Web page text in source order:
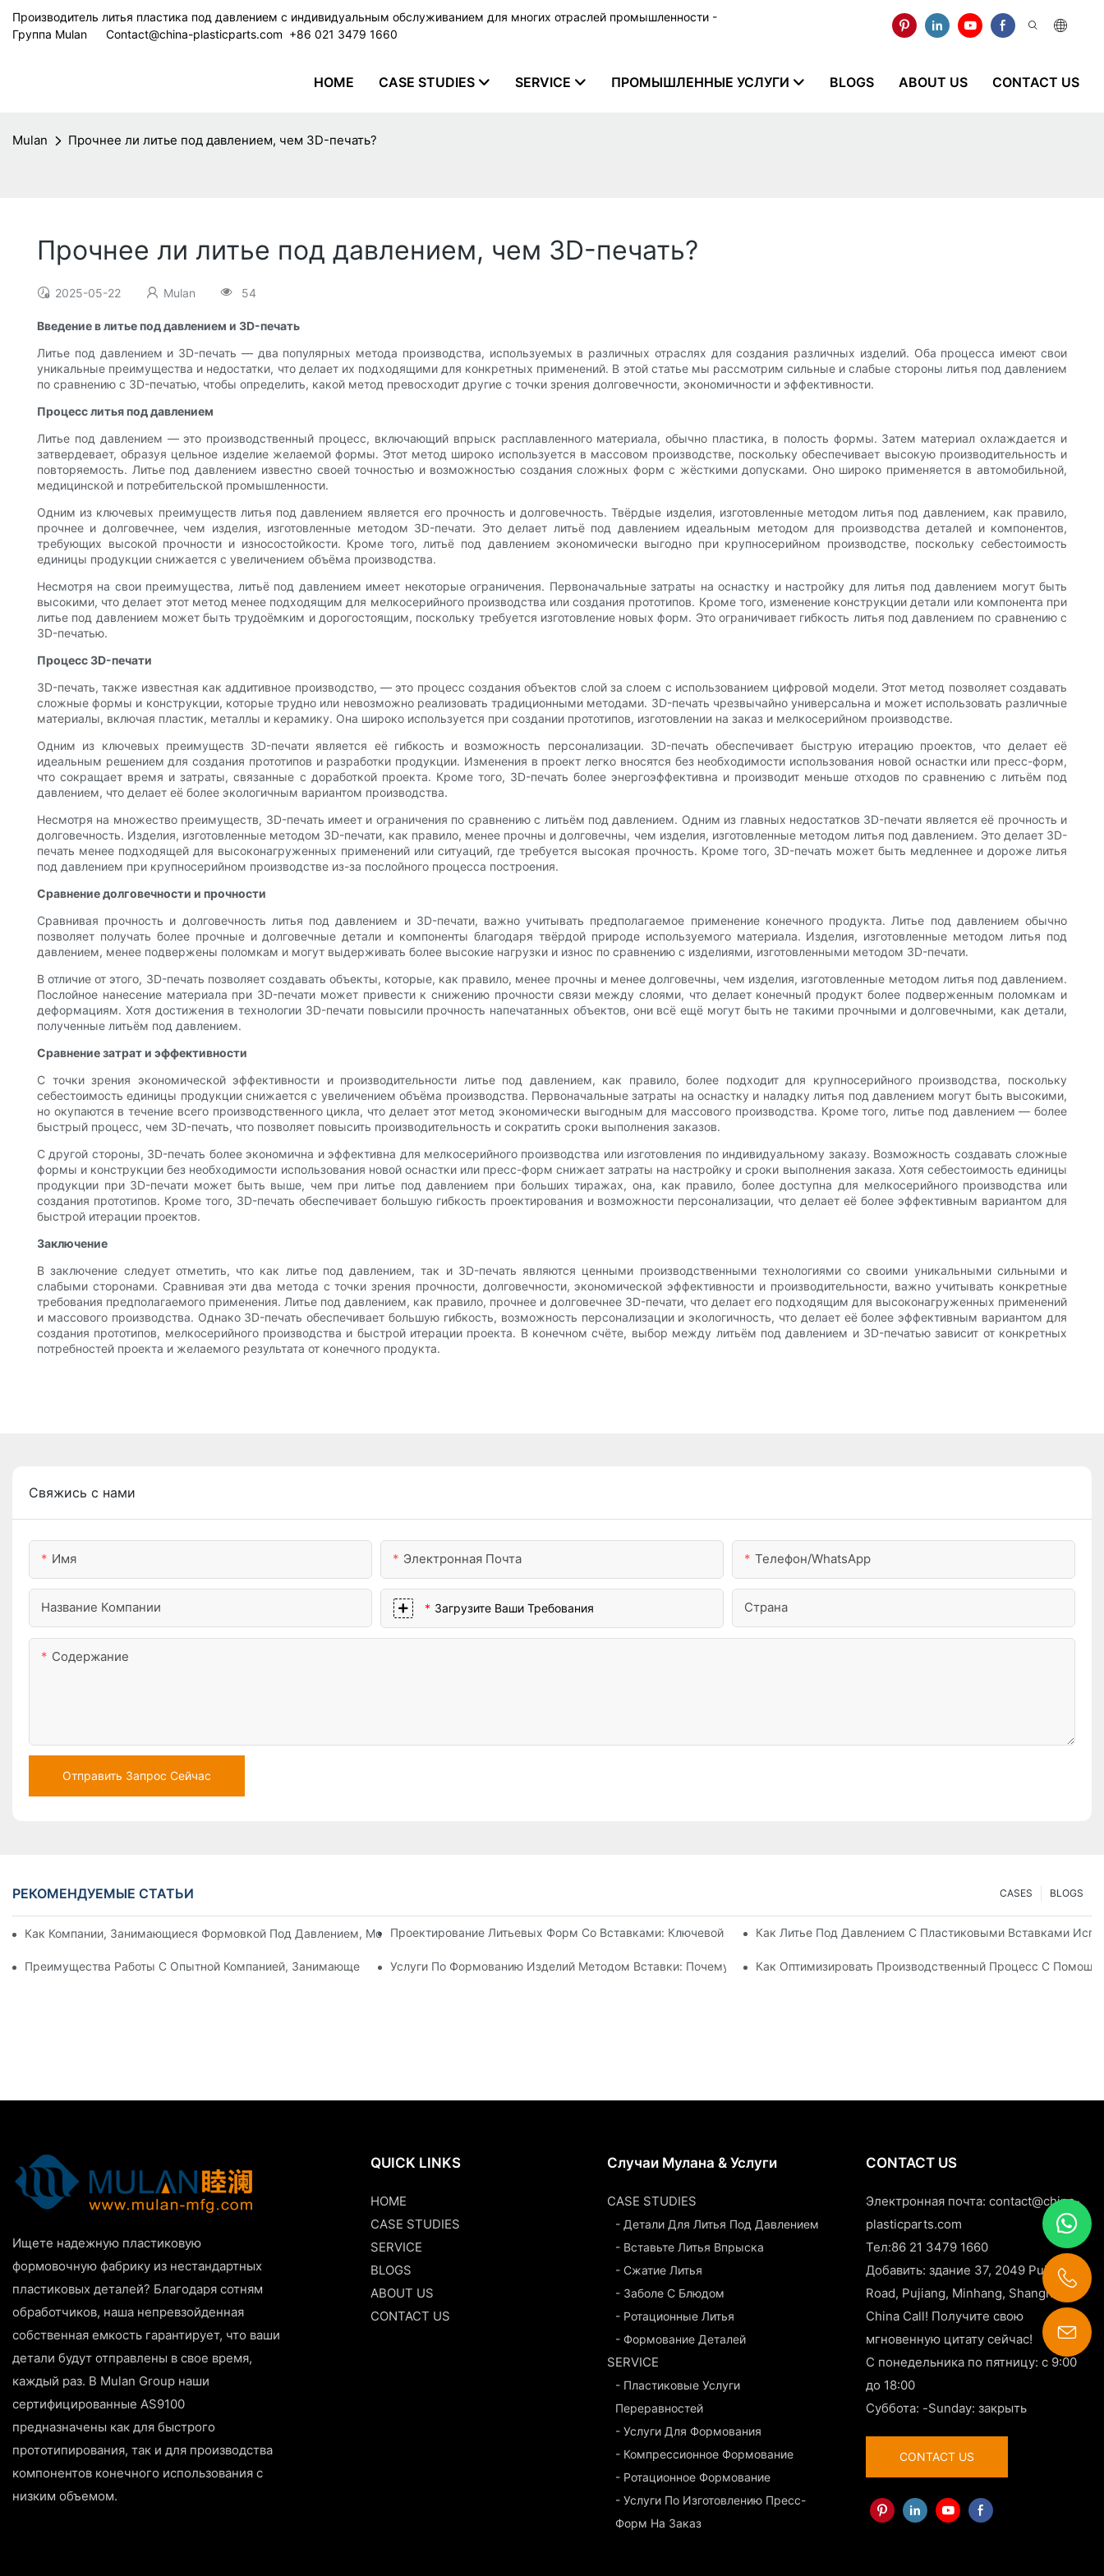
Производитель литья пластика под давлением с индивидуальным обслуживанием для многих отраслей промышленности -
Группа Mulan
Contact@china-plasticparts.com ​​​​​​​ +86 021 3479 1660
HOME CASE STUDIES SERVICE ПРОМЫШЛЕННЫЕ УСЛУГИ BLOGS ABOUT US CONTACT US
Mulan Прочнее ли литье под давлением, чем 3D-печать?
Прочнее ли литье под давлением, чем 3D-печать?
2025-05-22 Mulan 54
Введение в литье под давлением и 3D-печать
Литье под давлением и 3D-печать — два популярных метода производства, используемых в различных отраслях для создания различных изделий. Оба процесса имеют свои
уникальные преимущества и недостатки, что делает их подходящими для конкретных применений. В этой статье мы рассмотрим сильные и слабые стороны литья под давлением
по сравнению с 3D-печатью, чтобы определить, какой метод превосходит другие с точки зрения долговечности, экономичности и эффективности.
Процесс литья под давлением
Литье под давлением — это производственный процесс, включающий впрыск расплавленного материала, обычно пластика, в полость формы. Затем материал охлаждается и
затвердевает, образуя цельное изделие желаемой формы. Этот метод широко используется в массовом производстве, поскольку обеспечивает высокую производительность и
повторяемость. Литье под давлением известно своей точностью и возможностью создания сложных форм с жёсткими допусками. Оно широко применяется в автомобильной,
медицинской и потребительской промышленности.
Одним из ключевых преимуществ литья под давлением является его прочность и долговечность. Твёрдые изделия, изготовленные методом литья под давлением, как правило,
прочнее и долговечнее, чем изделия, изготовленные методом 3D-печати. ​​Это делает литьё под давлением идеальным методом для производства деталей и компонентов,
требующих высокой прочности и износостойкости. Кроме того, литьё под давлением экономически выгодно при крупносерийном производстве, поскольку себестоимость
единицы продукции снижается с увеличением объёма производства.
Несмотря на свои преимущества, литьё под давлением имеет некоторые ограничения. Первоначальные затраты на оснастку и настройку для литья под давлением могут быть
высокими, что делает этот метод менее подходящим для мелкосерийного производства или создания прототипов. Кроме того, изменение конструкции детали или компонента при
литье под давлением может быть трудоёмким и дорогостоящим, поскольку требуется изготовление новых форм. Это ограничивает гибкость литья под давлением по сравнению с
3D-печатью.
Процесс 3D-печати
3D-печать, также известная как аддитивное производство, — это процесс создания объектов слой за слоем с использованием цифровой модели. Этот метод позволяет создавать
сложные формы и конструкции, которые трудно или невозможно реализовать традиционными методами. 3D-печать чрезвычайно универсальна и может использовать различные
материалы, включая пластик, металлы и керамику. Она широко используется при создании прототипов, изготовлении на заказ и мелкосерийном производстве.
Одним из ключевых преимуществ 3D-печати является её гибкость и возможность персонализации. 3D-печать обеспечивает быструю итерацию проектов, что делает её
идеальным решением для создания прототипов и разработки продукции. Изменения в проект легко вносятся без необходимости использования новой оснастки или пресс-форм,
что сокращает время и затраты, связанные с доработкой проекта. Кроме того, 3D-печать более энергоэффективна и производит меньше отходов по сравнению с литьём под
давлением, что делает её более экологичным вариантом производства.
Несмотря на множество преимуществ, 3D-печать имеет и ограничения по сравнению с литьём под давлением. Одним из главных недостатков 3D-печати является её прочность и
долговечность. Изделия, изготовленные методом 3D-печати, как правило, менее прочны и долговечны, чем изделия, изготовленные методом литья под давлением. Это делает 3D-
печать менее подходящей для высоконагруженных применений или ситуаций, где требуется высокая прочность. Кроме того, 3D-печать может быть медленнее и дороже литья
под давлением при крупносерийном производстве из-за послойного процесса построения.
Сравнение долговечности и прочности
Сравнивая прочность и долговечность литья под давлением и 3D-печати, важно учитывать предполагаемое применение конечного продукта. Литье под давлением обычно
позволяет получать более прочные и долговечные детали и компоненты благодаря твёрдой природе используемого материала. Изделия, изготовленные методом литья под
давлением, менее подвержены поломкам и могут выдерживать более высокие нагрузки и износ по сравнению с изделиями, изготовленными методом 3D-печати.
В отличие от этого, 3D-печать позволяет создавать объекты, которые, как правило, менее прочны и менее долговечны, чем изделия, изготовленные методом литья под давлением.
Послойное нанесение материала при 3D-печати может привести к снижению прочности связи между слоями, что делает конечный продукт более подверженным поломкам и
деформациям. Хотя достижения в технологии 3D-печати повысили прочность напечатанных объектов, они всё ещё могут быть не такими прочными и долговечными, как детали,
полученные литьём под давлением.
Сравнение затрат и эффективности
С точки зрения экономической эффективности и производительности литье под давлением, как правило, более подходит для крупносерийного производства, поскольку
себестоимость единицы продукции снижается с увеличением объёма производства. Первоначальные затраты на оснастку и наладку литья под давлением могут быть высокими,
но окупаются в течение всего производственного цикла, что делает этот метод экономически выгодным для массового производства. Кроме того, литье под давлением — более
быстрый процесс, чем 3D-печать, что позволяет повысить производительность и сократить сроки выполнения заказов.
С другой стороны, 3D-печать более экономична и эффективна для мелкосерийного производства или изготовления по индивидуальному заказу. Возможность создавать сложные
формы и конструкции без необходимости использования новой оснастки или пресс-форм снижает затраты на настройку и сроки выполнения заказа. Хотя себестоимость единицы
продукции при 3D-печати может быть выше, чем при литье под давлением при больших тиражах, она, как правило, более доступна для мелкосерийного производства или
создания прототипов. Кроме того, 3D-печать обеспечивает большую гибкость проектирования и возможности персонализации, что делает её более эффективным вариантом для
быстрой итерации проектов.
Заключение
В заключение следует отметить, что как литье под давлением, так и 3D-печать являются ценными производственными технологиями со своими уникальными сильными и
слабыми сторонами. Сравнивая эти два метода с точки зрения прочности, долговечности, экономической эффективности и производительности, важно учитывать конкретные
требования предполагаемого применения. Литье под давлением, как правило, прочнее и долговечнее 3D-печати, что делает его подходящим для высоконагруженных применений
и массового производства. Однако 3D-печать обеспечивает большую гибкость, возможность персонализации и экологичность, что делает её более эффективным вариантом для
создания прототипов, мелкосерийного производства и быстрой итерации проекта. В конечном счёте, выбор между литьём под давлением и 3D-печатью зависит от конкретных
потребностей проекта и желаемого результата от конечного продукта.
Свяжись с нами
Имя Электронная Почта Телефон/WhatsApp
Название Компании Загрузите Ваши Требования Страна
Содержание
Отправить Запрос Сейчас
РЕКОМЕНДУЕМЫЕ СТАТЬИ BLOGS
CASES
Как Компании, Занимающиеся Формовкой Под Давлением, Могут Справиться Со Сложными Требованиями К Проектированию
Проектирование Литьевых Форм Со Вставками: Ключевой Фактор В Создании Прочных Деталей Из Нескольких Материалов
Как Литье Под Давлением С Пластиковыми Вставками
Преимущества Работы С Опытной Компанией, Занимающейся Литьем Под ДавлениемУслуги По Формованию Изделий Методом Вставки: Почему Это Лучший Выбор Для Товаров Длительного Пользования
Как Оптимизировать Производственный Процесс С
Ищете надежную пластиковую
формовочную фабрику из нестандартных
пластиковых деталей? Благодаря сотням
обработчиков, наша непревзойденная
собственная емкость гарантирует, что ваши
детали будут отправлены в свое время,
каждый раз. В Mulan Group наши
сертифицированные AS9100
предназначены как для быстрого
прототипирования, так и для производства
компонентов конечного использования с
низким объемом.
QUICK LINKS
HOME
CASE STUDIES
SERVICE
BLOGS
ABOUT US
CONTACT US
Случаи Мулана & Услуги
CASE STUDIES
- Детали Для Литья Под Давлением
- Вставьте Литья Впрыска
- Сжатие Литья
- Заболе С Блюдом
- Ротационные Литья
- Формование Деталей
SERVICE
- Пластиковые Услуги
Переравностей
- Услуги Для Формования
- Компрессионное Формование
- Ротационное Формование
- Услуги По Изготовлению Пресс-
Форм На Заказ
CONTACT US
Электронная почта:contact@china-
plasticparts.com
Тел:86 21 3479 1660
Добавить: здание 37, 2049 Pujin
Road, Pujiang, Minhang, Shanghai,
China Call! Получите свою
мгновенную цитату сейчас!
С понедельника по пятницу: с 9:00
до 18:00
Суббота: -Sunday: закрыть
CONTACT US